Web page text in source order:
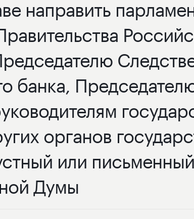
направить
банка,
органов
или
Думы